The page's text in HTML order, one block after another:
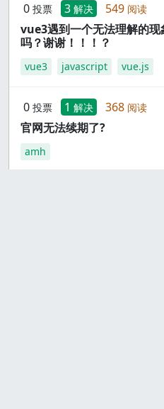
0 投票 3 解决 549 阅读
vue3遇到一个无法理解的
吗？谢谢！！！？
vue3 javascript vue.js
0 投票 1 解决 368 阅读
官网无法续期了?
amh